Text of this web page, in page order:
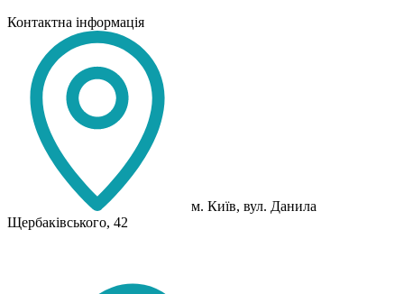
Контактна інформація
м. Київ, вул. Данила
Щербаківського, 42